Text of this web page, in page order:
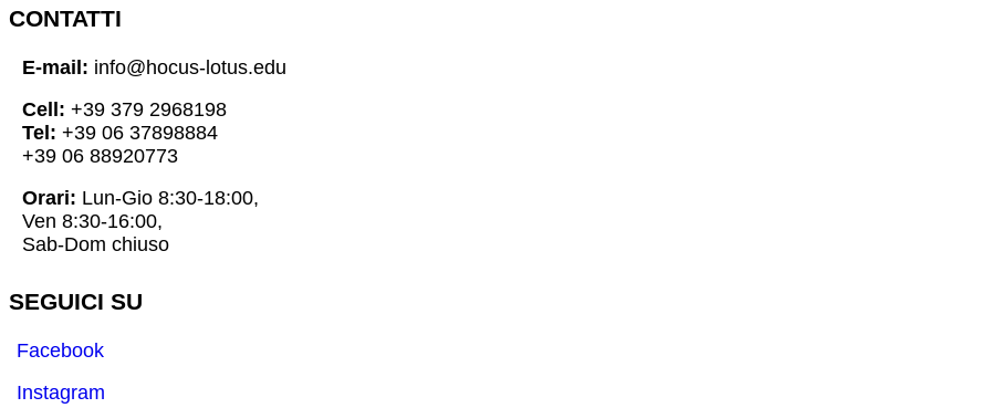
CONTATTI
E-mail: info@hocus-lotus.edu
Cell: +39 379 2968198
Tel: +39 06 37898884
+39 06 88920773
Orari: Lun-Gio 8:30-18:00,
Ven 8:30-16:00,
Sab-Dom chiuso
SEGUICI SU
Facebook
Instagram